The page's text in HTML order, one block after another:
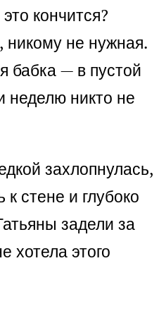
кончится?
не нужная.
бабка — в пустой
неделю никто не
захлопнулась,
стене и глубоко
задели за
хотела этого